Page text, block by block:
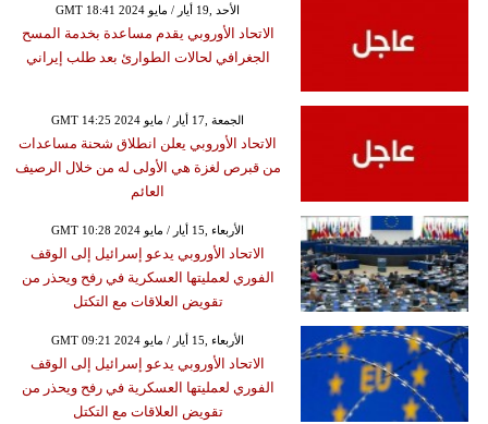
GMT 18:41 2024 الأحد ,19 أيار / مايو
الاتحاد الأوروبي يقدم مساعدة بخدمة المسح
الجغرافي لحالات الطوارئ بعد طلب إيراني
GMT 14:25 2024 الجمعة ,17 أيار / مايو
الاتحاد الأوروبي يعلن انطلاق شحنة مساعدات
من قبرص لغزة هي الأولى له من خلال الرصيف
العائم
GMT 10:28 2024 الأربعاء ,15 أيار / مايو
الاتحاد الأوروبي يدعو إسرائيل إلى الوقف
الفوري لعمليتها العسكرية في رفح ويحذر من
تقويض العلاقات مع التكتل
GMT 09:21 2024 الأربعاء ,15 أيار / مايو
الاتحاد الأوروبي يدعو إسرائيل إلى الوقف
الفوري لعمليتها العسكرية في رفح ويحذر من
تقويض العلاقات مع التكتل